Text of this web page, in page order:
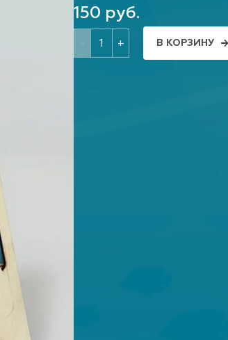
150 руб.
+ В КОРЗИНУ